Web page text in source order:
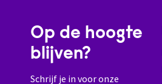
Op de hoogte
blijven?
Schrijf je in voor onze